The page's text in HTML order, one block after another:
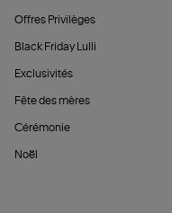
Offres Privilèges
Black Friday Lulli
Exclusivités
Fête des mères
Cérémonie
Noël